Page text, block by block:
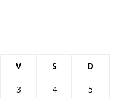
V S D
3 4
5